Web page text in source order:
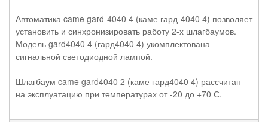
Автоматика came gard-4040 4 (каме гард-4040 4) позволяет
установить и синхронизировать работу 2-х шлагбаумов.
Модель gard4040 4 (гард4040 4) укомплектована
сигнальной светодиодной лампой.
Шлагбаум came gard4040 2 (каме гард4040 4) рассчитан
на эксплуатацию при температурах от -20 до +70 С.